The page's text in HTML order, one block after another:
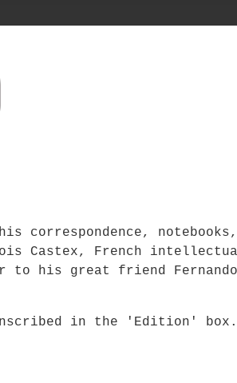
correspondence,
Castex, French
his great friend
in the 'Edition'